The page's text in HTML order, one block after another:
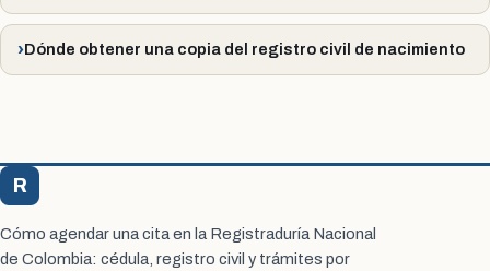
Dónde obtener una copia del registro civil de nacimiento
R
Cómo agendar una cita en la Registraduría Nacional
de Colombia: cédula, registro civil y trámites por